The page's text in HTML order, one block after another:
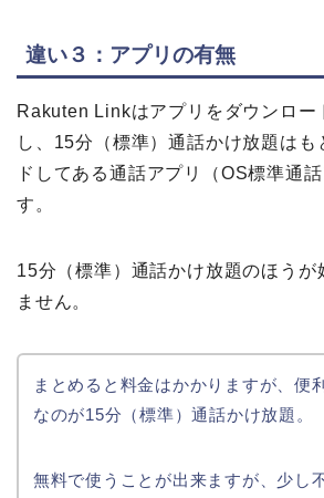
違い３：アプリの有無
Rakuten Linkはアプリをダウンロー
し、15分（標準）通話かけ放題はも
ドしてある通話アプリ（OS標準通
す。
15分（標準）通話かけ放題のほうが
ません。
まとめると料金はかかりますが、便
なのが15分（標準）通話かけ放題。
無料で使うことが出来ますが、少し